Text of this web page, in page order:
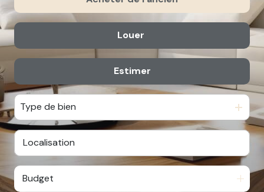
email
contact
Louer
De l'immo pro
Estimer
Type de bien
Budget